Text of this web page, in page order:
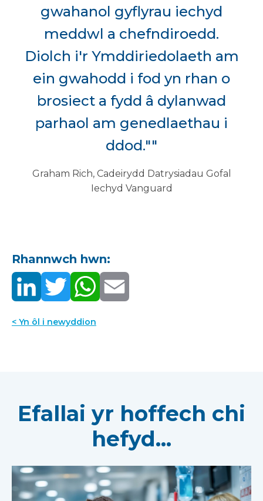
gwahanol gyflyrau iechyd
meddwl a chefndiroedd.
Diolch i'r Ymddiriedolaeth am
ein gwahodd i fod yn rhan o
brosiect a fydd â dylanwad
parhaol am genedlaethau i
ddod.""
Graham Rich, Cadeirydd Datrysiadau Gofal
Iechyd Vanguard
Rhannwch hwn:
< Yn ôl i newyddion
Efallai yr hoffech chi
hefyd...